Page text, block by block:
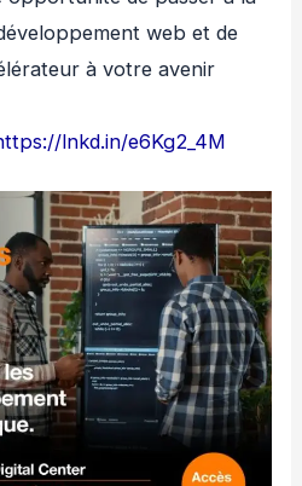
web et de
à votre avenir
lnkd.in/e6Kg2_4M